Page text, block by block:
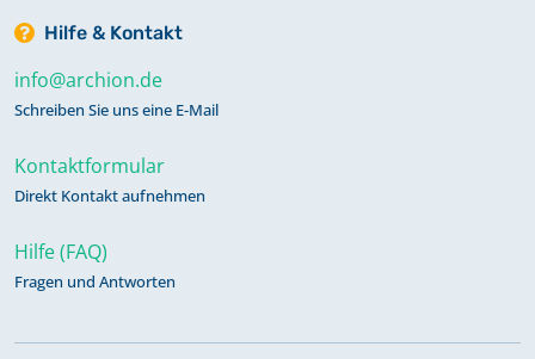
Hilfe & Kontakt
info@archion.de
Schreiben Sie uns eine E-Mail
Kontaktformular
Direkt Kontakt aufnehmen
Hilfe (FAQ)
Fragen und Antworten